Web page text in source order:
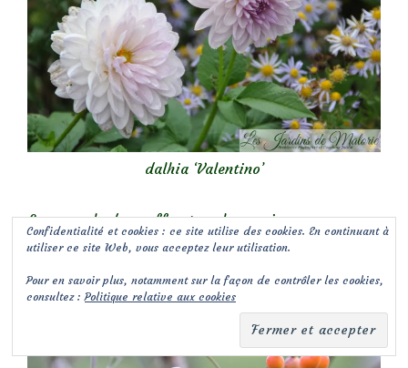
dalhia ‘Valentino’
Les cynorhodons offrent quelques vives
gouttelettes de rouge, orangé…
Confidentialité et cookies : ce site utilise des cookies. En continuant à
utiliser ce site Web, vous acceptez leur utilisation.
Pour en savoir plus, notamment sur la façon de contrôler les cookies,
consultez :Politique relative aux cookies